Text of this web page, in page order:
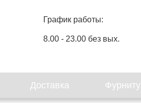
График работы:
8.00 - 23.00 без вых.
Доставка